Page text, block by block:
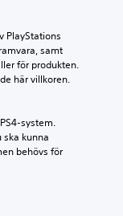
PlayStations
samt
för produkten.
här villkoren.
system.
ska kunna
behövs för